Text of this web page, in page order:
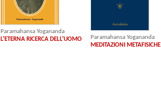
Paramahansa Yogananda
L'ETERNA RICERCA DELL'UOMO
Paramahansa Yogananda
MEDITAZIONI METAFISICHE